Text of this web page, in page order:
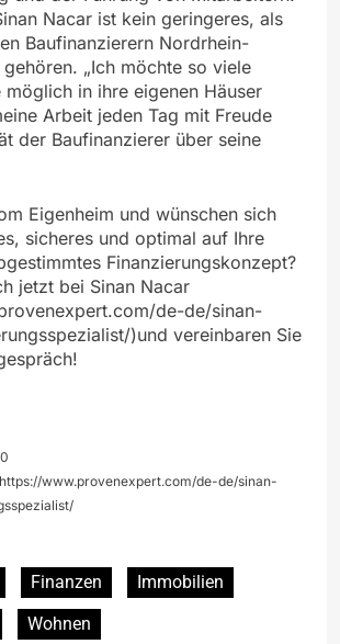
Nacar ist kein geringeres, als
Baufinanzierern Nordrhein-
„Ich möchte so viele
möglich in ihre eigenen Häuser
Arbeit jeden Tag mit Freude
der Baufinanzierer über seine
Eigenheim und wünschen sich
sicheres und optimal auf Ihre
Finanzierungskonzept?
jetzt bei Sinan Nacar
de-de/sinan-
)und vereinbaren Sie
www.provenexpert.com/de-de/sinan-
Finanzen
Immobilien
Wohnen